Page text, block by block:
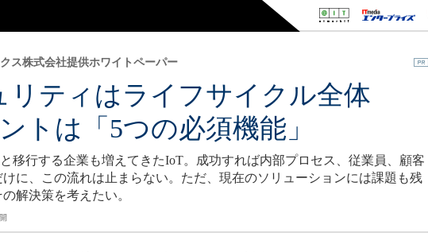
リティはライフサイクル全体
トは「5つの必須機能」
ス株式会社提供ホワイトペーパー
移行する企業も増えてきたIoT。成功すれば内部プロセス、従業員、顧客
に、この流れは止まらない。ただ、現在のソリューションには課題も残
解決策を考えたい。